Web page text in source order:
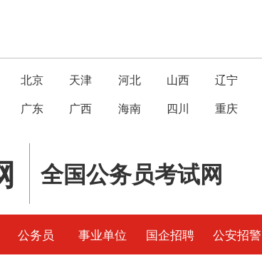
北京 天津 河北 山西 辽宁
广东 广西 海南 四川 重庆
全国公务员考试网
公务员 事业单位 国企招聘 公安招警